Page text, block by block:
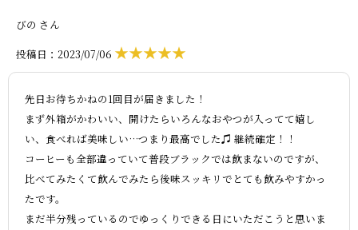
びの さん
投稿日：2023/07/06 ★★★★★
先日お待ちかねの1回目が届きました！
まず外箱がかわいい、開けたらいろんなおやつが入ってて嬉し
い、食べれば美味しい…つまり最高でした♫ 継続確定！！
コーヒーも全部違っていて普段ブラックでは飲まないのですが、
比べてみたくて飲んでみたら後味スッキリでとても飲みやすかっ
たです。
まだ半分残っているのでゆっくりできる日にいただこうと思いま